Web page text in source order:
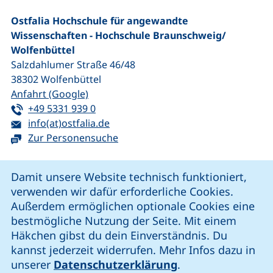
Damit unsere Website technisch funktioniert,
verwenden wir dafür erforderliche Cookies.
Außerdem ermöglichen optionale Cookies eine
bestmögliche Nutzung der Seite. Mit einem
Häkchen gibst du dein Einverständnis. Du
kannst jederzeit widerrufen. Mehr Infos dazu in
unserer Datenschutzerklärung.
Ostfalia Hochschule für angewandte
Wissenschaften - Hochschule Braunschweig/​
Wolfenbüttel
Salzdahlumer Straße 46/48
38302Wolfenbüttel
Anfahrt (Google)(externer Link, öffnet neues Fenster)
Tel:
+49 5331 939 0(startet einen Telefonanruf, wenn Ihr
E-Mail:
info(at)ostfalia.de(öffnet Ihr E-Mail-Programm)
Zur Personensuche
unsere Facebook-Seite (externer Link, öffnet neues
unsere LinkedIn-Seite (externer Link, öffnet
unsere Instagram-Seite (externer Link,
unsere YouTube-Seite (externer
Cookie-Einstellungen
Impressum